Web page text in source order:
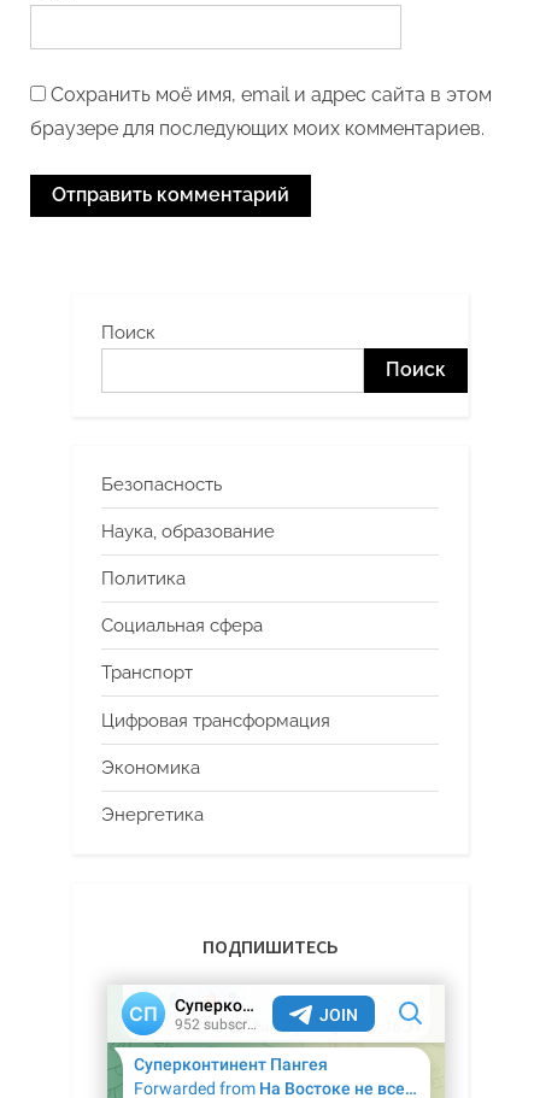
Сохранить моё имя, email и адрес сайта в этом
браузере для последующих моих комментариев.
Поиск
Поиск
Безопасность
Наука, образование
Политика
Социальная сфера
Транспорт
Цифровая трансформация
Экономика
Энергетика
ПОДПИШИТЕСЬ